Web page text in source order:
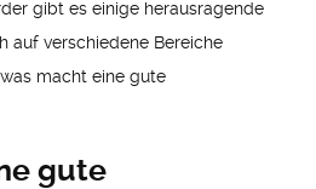
gibt es einige herausragende
auf verschiedene Bereiche
macht eine gute
gute